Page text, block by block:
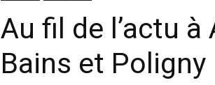
Au fil de l’actu
Bains et Poligny